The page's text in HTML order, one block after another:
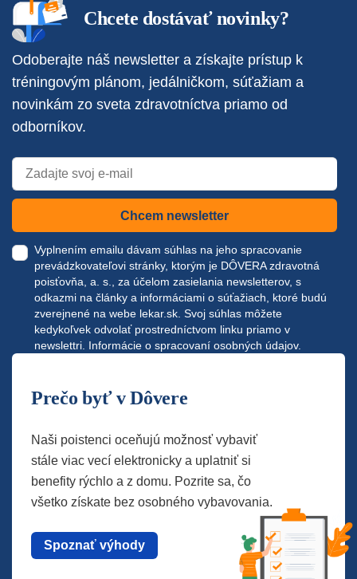
Chcete dostávať novinky?
Odoberajte náš newsletter a získajte prístup k
tréningovým plánom, jedálničkom, súťažiam a
novinkám zo sveta zdravotníctva priamo od
odborníkov.
Chcem newsletter
Vyplnením emailu dávam súhlas na jeho spracovanie
prevádzkovateľovi stránky, ktorým je DÔVERA zdravotná
poisťovňa, a. s., za účelom zasielania newsletterov, s
odkazmi na články a informáciami o súťažiach, ktoré budú
zverejnené na webe lekar.sk . Svoj súhlas môžete
kedykoľvek odvolať prostredníctvom linku priamo v
newslettri. Informácie o spracovaní osobných údajov.
Prečo byť v Dôvere
Naši poistenci oceňujú možnosť vybaviť
stále viac vecí elektronicky a uplatniť si
benefity rýchlo a z domu. Pozrite sa, čo
všetko získate bez osobného vybavovania.
Spoznať výhody